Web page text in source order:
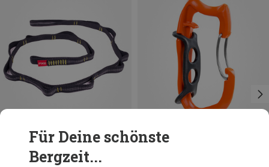
Du sparst 12%
Für Deine schönste
Bergzeit...